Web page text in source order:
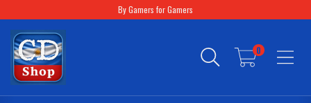
By Gamers for Gamers
0